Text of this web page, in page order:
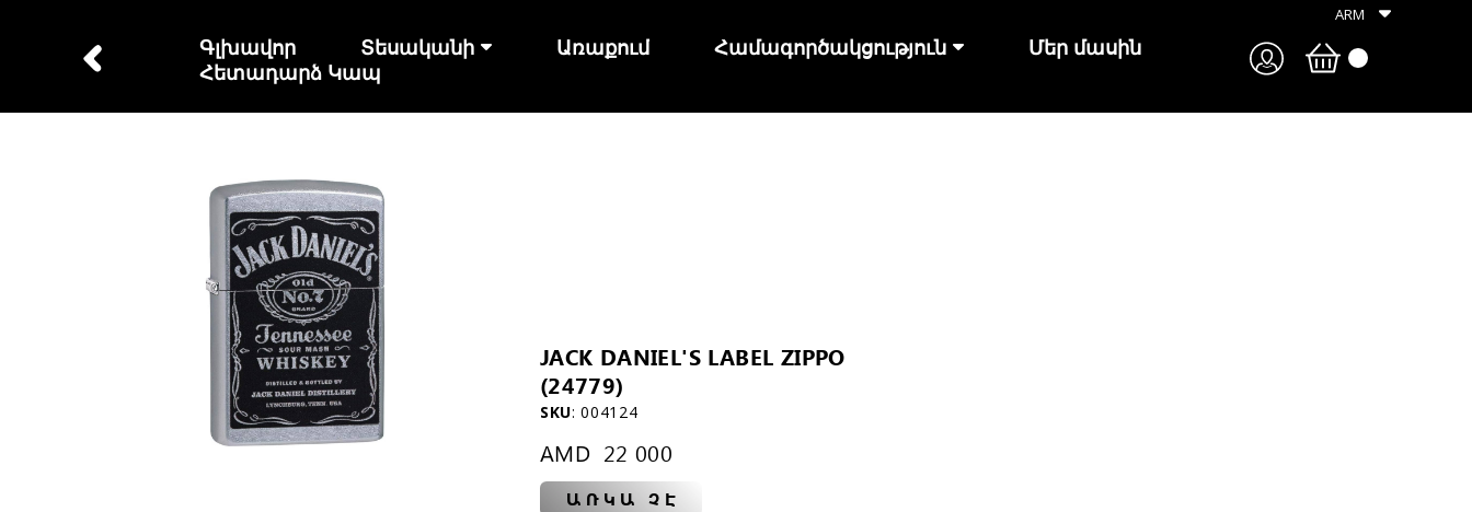
ARM
Գլխավոր Տեսականի Առաքում Համագործակցություն
Մեր մասին
Հետադարձ Կապ
JACK DANIEL'S LABEL ZIPPO
(24779)
SKU:004124
AMD 22 000
ԱՌԿԱ ՉԷ